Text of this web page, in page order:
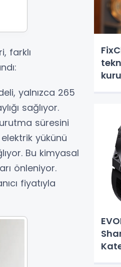
farklı
yalnızca 265
sağlıyor.
süresini
yükünü
Bu kimyasal
önleniyor.
fiyatıyla